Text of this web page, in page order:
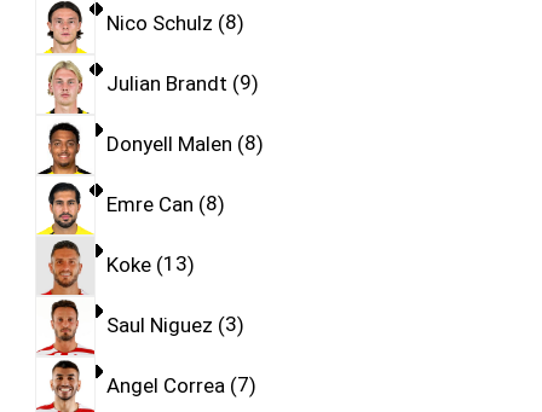
Nico Schulz 8
Julian Brandt 9
Donyell Malen 8
Emre Can 8
Koke 13
Saul Niguez 3
Angel Correa 7